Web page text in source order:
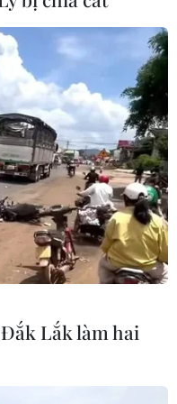
TÁM, KHÚC THANH
định sử dụng
trợ
cáo
tin và Truyền thông
Lắk làm hai